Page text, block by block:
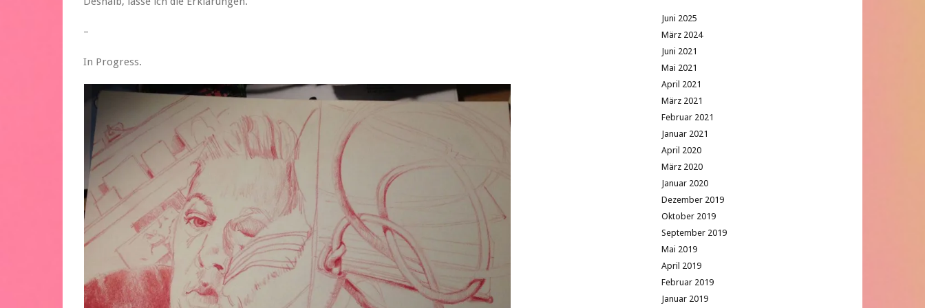
–
In Progress.
Juni 2025
März 2024
Juni 2021
Mai 2021
April 2021
März 2021
Februar 2021
Januar 2021
April 2020
März 2020
Januar 2020
Dezember 2019
Oktober 2019
September 2019
Mai 2019
April 2019
Februar 2019
Januar 2019